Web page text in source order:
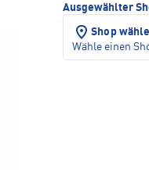
Ausgewählter
Shop
Wähle einen